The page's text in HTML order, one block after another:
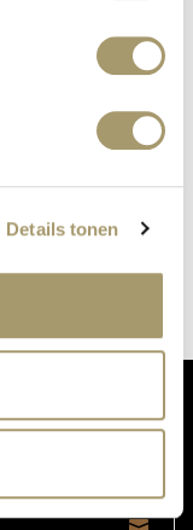
Details tonen